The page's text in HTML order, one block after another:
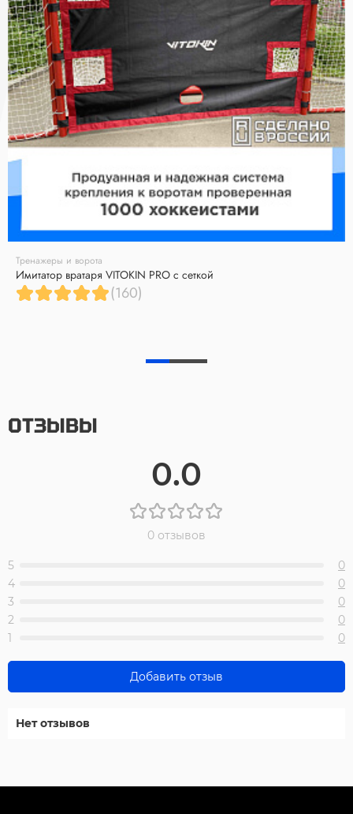
Тренажеры и ворота
Имитатор вратаря VITOKIN PRO с сеткой
(160)
ОТЗЫВЫ
0.0
0 отзывов
5
0
4
0
3
0
2
0
1
0
Добавить отзыв
Нет отзывов